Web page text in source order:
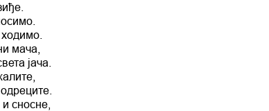
мача,
јача.
сносне,